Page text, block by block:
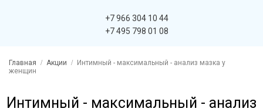
+7 966 304 10 44
+7 495 798 01 08
Главная Акции
Интимный - максимальный - анализ мазка у
женщин
Интимный - максимальный - анализ